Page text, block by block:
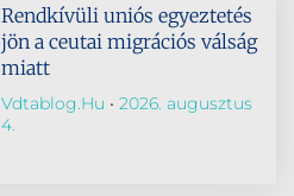
Rendkívüli uniós egyeztetés
jön a ceutai migrációs válság
miatt
Vdtablog.hu
2026. augusztus
4.